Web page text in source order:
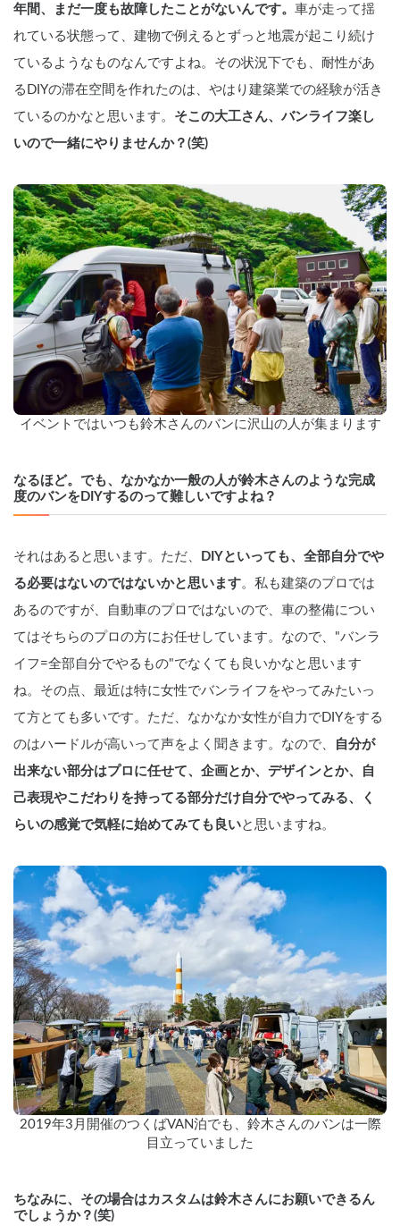
年間、まだ一度も故障したことがないんです。 車が走って揺
れている状態って、建物で例えるとずっと地震が起こり続け
ているようなものなんですよね。その状況下でも、耐性があ
るDIYの滞在空間を作れたのは、やはり建築業での経験が活き
ているのかなと思います。 そこの大工さん、バンライフ楽し
いので一緒にやりませんか？(笑)
イベントではいつも鈴木さんのバンに沢山の人が集まります
なるほど。でも、なかなか一般の人が鈴木さんのような完成
度のバンをDIYするのって難しいですよね？
それはあると思います。ただ、
DIYといっても、全部自分でや
る必要はないのではないかと思います。私も建築のプロでは
あるのですが、自動車のプロではないので、車の整備につい
てはそちらのプロの方にお任せしています。なので、"バンラ
イフ=全部自分でやるもの"でなくても良いかなと思います
ね。その点、最近は特に女性でバンライフをやってみたいっ
て方とても多いです。ただ、なかなか女性が自力でDIYをする
のはハードルが高いって声をよく聞きます。なので、
自分が
出来ない部分はプロに任せて、企画とか、デザインとか、自
己表現やこだわりを持ってる部分だけ自分でやってみる、く
らいの感覚で気軽に始めてみても良いと思いますね。
2019年3月開催のつくばVAN泊でも、鈴木さんのバンは一際
目立っていました
ちなみに、その場合はカスタムは鈴木さんにお願いできるん
でしょうか？(笑)